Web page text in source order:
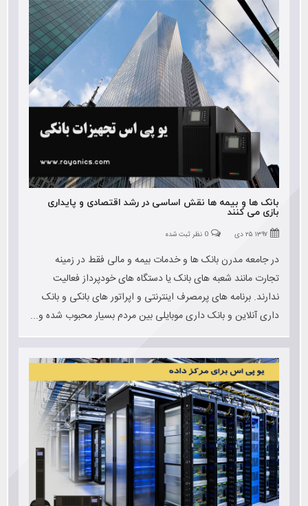
بانک ها و بیمه ها نقش اساسی در رشد اقتصادی و پایداری
بازی می کنند
۱۳۹۷ ۲۵ دی 0 نظر ثبت شده
در جامعه مدرن بانک ها و خدمات بیمه و مالی فقط در زمینه
تجارت مانند شعبه های بانک یا دستگاه های خودپرداز فعالیت
ندارند. برنامه های پرمصرف اینترنتی و اپراتور های بانکی و بانک
داری آنلاین و بانک داری موبایلی بین مردم بسیار محبوب شده و...